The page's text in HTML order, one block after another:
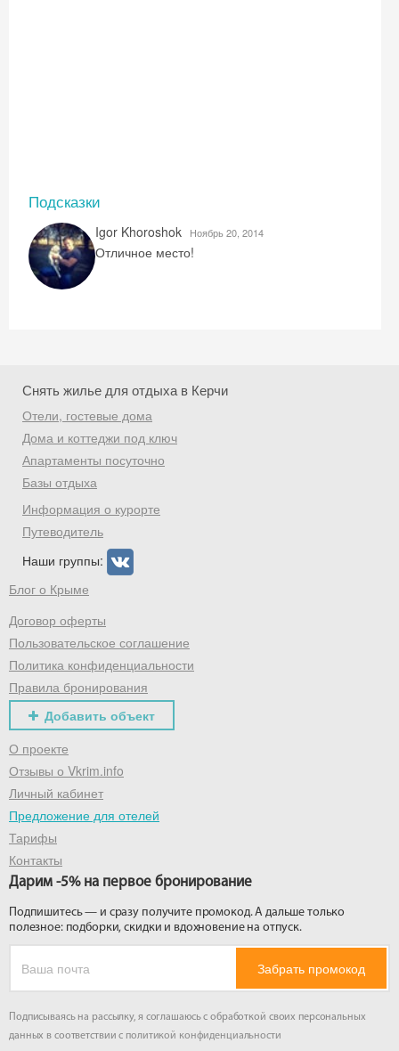
Подсказки
Igor Khoroshok Ноябрь 20, 2014
Отличное место!
Снять жилье для отдыха в Керчи
Отели, гостевые дома
Дома и коттеджи под ключ
Апартаменты посуточно
Базы отдыха
Информация о курорте
Путеводитель
Наши группы:
Блог о Крыме
Договор оферты
Пользовательское соглашение
Политика конфиденциальности
Правила бронирования
Добавить объект
О проекте
Отзывы о Vkrim.info
Личный кабинет
Предложение для отелей
Тарифы
Контакты
Дарим -5% на первое бронирование
Подпишитесь — и сразу получите промокод. А дальше только
полезное: подборки, скидки и вдохновение на отпуск.
Забрать промокод
Подписываясь на рассылку, я соглашаюсь с обработкой своих персональных
данных в соответствии с политикой конфиденциальности